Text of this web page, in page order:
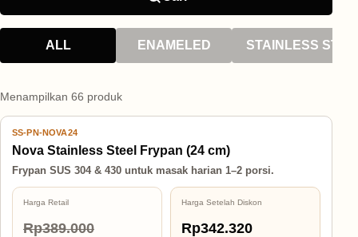
ALL ENAMELED STAINLESS
Menampilkan 66 produk
12% OFF
SS-PN-NOVA24
Nova Stainless Steel Frypan (24 cm)
Frypan SUS 304 & 430 untuk masak harian 1–2 porsi.
Harga Retail
Rp389.000
Harga Setelah Diskon
Rp342.320